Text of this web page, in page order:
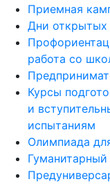
Приемная
Дни открытых
работа со
Курсы
и
испытаниям
Олимпиада